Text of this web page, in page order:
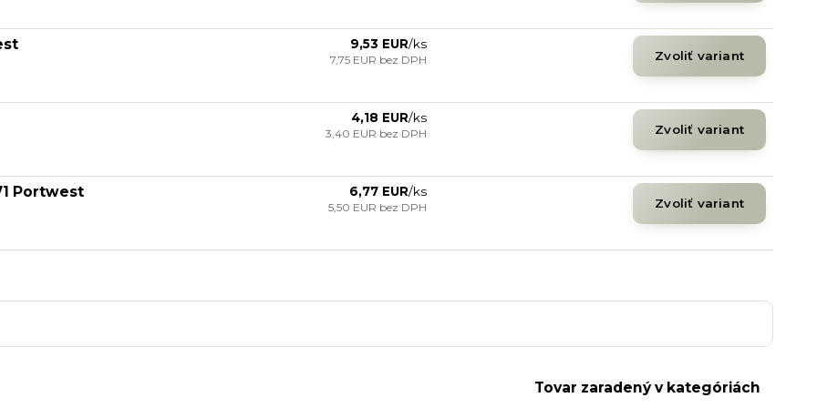
9,53 EUR/ks
7,75 EUR bez DPH Zvoliť variant
4,18 EUR/ks
3,40 EUR bez DPH Zvoliť variant
Portwest 6,77 EUR/ks
5,50 EUR bez DPH Zvoliť variant
Tovar zaradený v kategóriách